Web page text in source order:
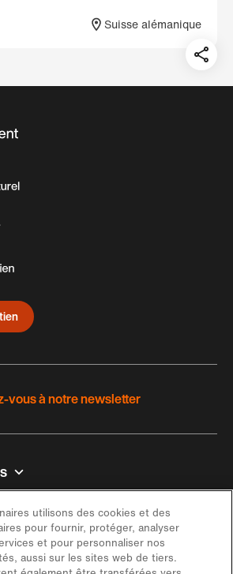
Suisse alémanique
auf:
vous à notre newsletter
utilisons des cookies et des
pour fournir, protéger, analyser
et pour personnaliser nos
aussi sur les sites web de tiers.